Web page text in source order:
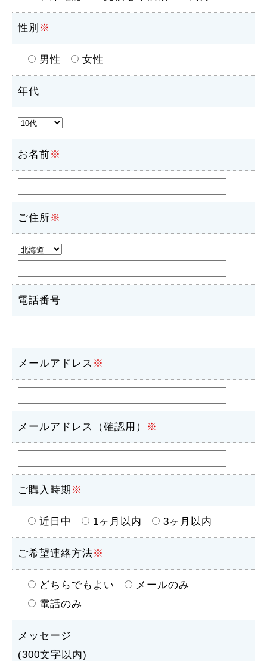
性別 ※
男性 女性
年代
お名前※
ご住所※
電話番号
メールアドレス ※
メールアドレス（確認用） ※
ご購入時期 ※
近日中 1ヶ月以内 3ヶ月以内
ご希望連絡方法※
どちらでもよい
メールのみ
電話のみ
メッセージ
(300文字以内)